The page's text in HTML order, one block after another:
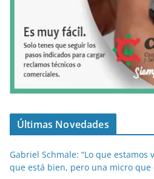
Últimas Novedades
Gabriel Schmale: “Lo que
que está bien, pero una micro que